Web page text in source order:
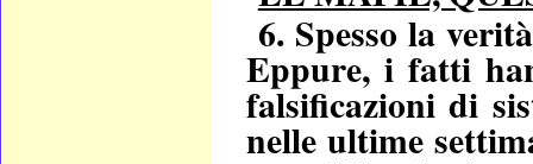
6. Spesso la
Eppure, i fatti
falsificazioni di
nelle ultime